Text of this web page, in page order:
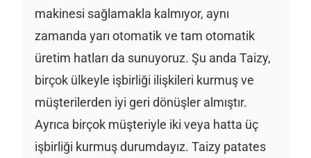
makinesi sağlamakla kalmıyor, aynı
zamanda yarı otomatik ve tam otomatik
üretim hatları da sunuyoruz. Şu anda Taizy,
birçok ülkeyle işbirliği ilişkileri kurmuş ve
müşterilerden iyi geri dönüşler almıştır.
Ayrıca birçok müşteriyle iki veya hatta üç
işbirliği kurmuş durumdayız. Taizy patates